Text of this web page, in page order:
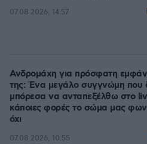
07.08.2026, 14:57
Ανδρομάχη για πρόσφατη
της: Ένα μεγάλο συγγνώμη που
μπόρεσα να ανταπεξέλθω στο
κάποιες φορές το σώμα μας
όχι
07.08.2026, 10:55